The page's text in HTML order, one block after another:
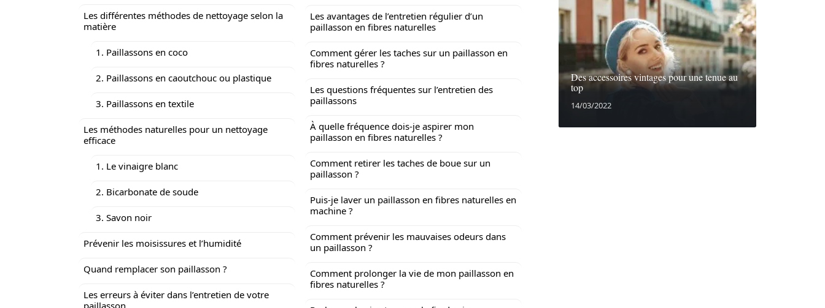
Les différentes méthodes de nettoyage selon la
matière
1. Paillassons en coco
2. Paillassons en caoutchouc ou plastique
3. Paillassons en textile
Les méthodes naturelles pour un nettoyage
efficace
1. Le vinaigre blanc
2. Bicarbonate de soude
3. Savon noir
Prévenir les moisissures et l’humidité
Quand remplacer son paillasson ?
Les erreurs à éviter dans l’entretien de votre
paillasson
Les avantages de l’entretien régulier d’un
paillasson en fibres naturelles
Comment gérer les taches sur un paillasson en
fibres naturelles ?
Les questions fréquentes sur l’entretien des
paillassons
À quelle fréquence dois-je aspirer mon
paillasson en fibres naturelles ?
Comment retirer les taches de boue sur un
paillasson ?
Puis-je laver un paillasson en fibres naturelles en
machine ?
Comment prévenir les mauvaises odeurs dans
un paillasson ?
Comment prolonger la vie de mon paillasson en
fibres naturelles ?
Des accessoires vintages pour une tenue au
top
14/03/2022